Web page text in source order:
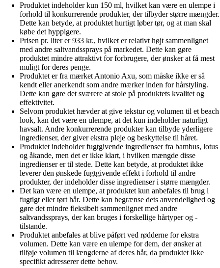
Produktet indeholder kun 150 ml, hvilket kan være en ulempe i
forhold til konkurrerende produkter, der tilbyder større mængder.
Dette kan betyde, at produktet hurtigt løber tør, og at man skal
købe det hyppigere.
Prisen pr. liter er 933 kr., hvilket er relativt højt sammenlignet
med andre saltvandssprays på markedet. Dette kan gøre
produktet mindre attraktivt for forbrugere, der ønsker at få mest
muligt for deres penge.
Produktet er fra mærket Antonio Axu, som måske ikke er så
kendt eller anerkendt som andre mærker inden for hårstyling.
Dette kan gøre det sværere at stole på produktets kvalitet og
effektivitet.
Selvom produktet hævder at give tekstur og volumen til et beach
look, kan det være en ulempe, at det kun indeholder naturligt
havsalt. Andre konkurrerende produkter kan tilbyde yderligere
ingredienser, der giver ekstra pleje og beskyttelse til håret.
Produktet indeholder fugtgivende ingredienser fra bambus, lotus
og åkande, men det er ikke klart, i hvilken mængde disse
ingredienser er til stede. Dette kan betyde, at produktet ikke
leverer den ønskede fugtgivende effekt i forhold til andre
produkter, der indeholder disse ingredienser i større mængder.
Det kan være en ulempe, at produktet kun anbefales til brug i
fugtigt eller tørt hår. Dette kan begrænse dets anvendelighed og
gøre det mindre fleksibelt sammenlignet med andre
saltvandssprays, der kan bruges i forskellige hårtyper og -
tilstande.
Produktet anbefales at blive påført ved rødderne for ekstra
volumen. Dette kan være en ulempe for dem, der ønsker at
tilføje volumen til længderne af deres hår, da produktet ikke
specifikt adresserer dette behov.